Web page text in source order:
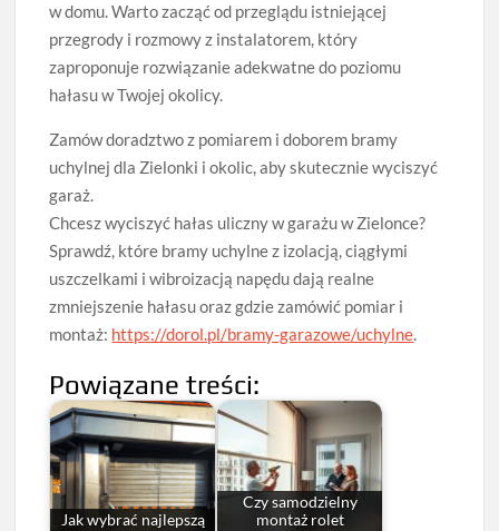
w domu. Warto zacząć od przeglądu istniejącej
przegrody i rozmowy z instalatorem, który
zaproponuje rozwiązanie adekwatne do poziomu
hałasu w Twojej okolicy.
Zamów doradztwo z pomiarem i doborem bramy
uchylnej dla Zielonki i okolic, aby skutecznie wyciszyć
garaż.
Chcesz wyciszyć hałas uliczny w garażu w Zielonce?
Sprawdź, które bramy uchylne z izolacją, ciągłymi
uszczelkami i wibroizacją napędu dają realne
zmniejszenie hałasu oraz gdzie zamówić pomiar i
montaż: https://dorol.pl/bramy-garazowe/uchylne.
Powiązane treści:
Jak wybrać najlepszą
Czy samodzielny
montaż rolet